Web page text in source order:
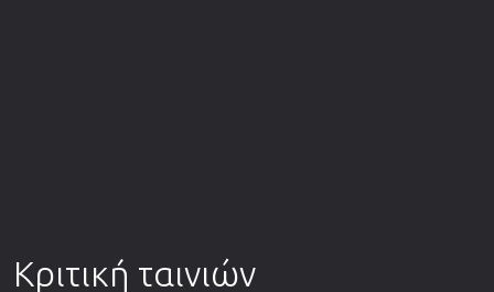
Κριτική ταινιών